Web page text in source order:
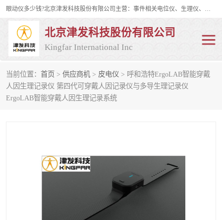
眼动仪多少钱?北京津发科技股份有限公司主营：事件相关电位仪、生理仪、肌电仪、脑电仪、皮电仪、眼动仪；是国家级高新技术企业、科技部认定的科技型中小企业和中关村高新技术企业，具备保密资格，具备自主进出口经营权；自主研发技术、产品与服务荣获多项省部级科学技术奖励、国家发明专利、国家软件著作权和省部级新技术新产品（服务）认证。
北京津发科技股份有限公司
Kingfar International Inc
当前位置： 首页 > 供应商机 > 皮电仪 > 呼和浩特ErgoLAB智能穿戴
人因生理记录仪 第四代可穿戴人因记录仪与多导生理记录仪
ErgoLAB智能穿戴人因生理记录系统
皮电仪 脑电仪
行为观察与表情分析 动作捕捉与生物力学
人机交互实验室
神经营销与消费行为实验